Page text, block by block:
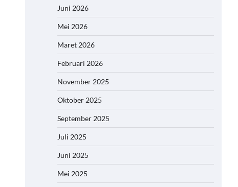
Juni 2026
Mei 2026
Maret 2026
Februari 2026
November 2025
Oktober 2025
September 2025
Juli 2025
Juni 2025
Mei 2025